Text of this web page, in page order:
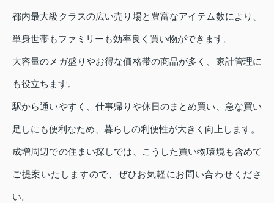
都内最大級クラスの広い売り場と豊富なアイテム数により、
単身世帯もファミリーも効率良く買い物ができます。
大容量のメガ盛りやお得な価格帯の商品が多く、家計管理に
も役立ちます。
駅から通いやすく、仕事帰りや休日のまとめ買い、急な買い
足しにも便利なため、暮らしの利便性が大きく向上します。
成増周辺での住まい探しでは、こうした買い物環境も含めて
ご提案いたしますので、ぜひお気軽にお問い合わせくださ
い。